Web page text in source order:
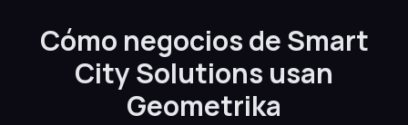
Cómo negocios de Smart
City Solutions usan
Geometrika